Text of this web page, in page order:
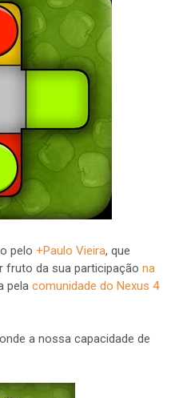
pelo +Paulo Vieira, que
fruto da sua participação na
pela comunidade do Nexus 4
a nossa capacidade de